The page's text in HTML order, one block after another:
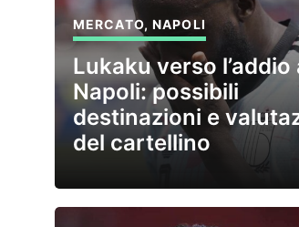
MERCATO,NAPOLI
Lukaku verso l’addio
Napoli: possibili
destinazioni e
del cartellino